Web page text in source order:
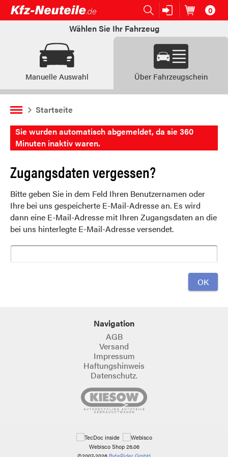
Open submenu (Ersatzteile:)
Ersatzteile: Artikel im
0
Wählen Sie Ihr Fahrzeug
Manuelle Auswahl Über Fahrzeugschein
Startseite
Sie wurden automatisch abgemeldet, da sie 360
Minuten inaktiv waren.
Zugangsdaten vergessen?
Bitte geben Sie in dem Feld Ihren Benutzernamen oder
Ihre bei uns gespeicherte E-Mail-Adresse an. Es wird
dann eine E-Mail-Adresse mit Ihren Zugangsdaten an die
bei uns hinterlegte E-Mail-Adresse versendet.
Navigation
AGB
Versand
Impressum
Haftungshinweis
Datenschutz.
Webisco Shop 26.06